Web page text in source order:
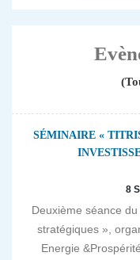
SÉMINAIRE «
8
Deuxième séance
stratégiques »,
Energie